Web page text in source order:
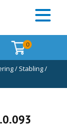
0
/ Stabling/